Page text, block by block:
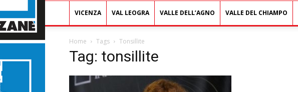
VICENZA VAL LEOGRA VALLE DELL’AGNO VALLE DEL CHIAMPO
Home Tags Tonsillite
Tag: tonsillite